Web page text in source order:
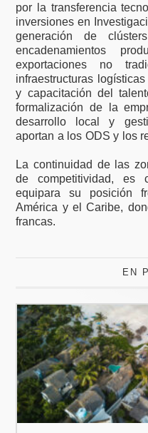
por la transferencia
inversiones en
generación de
encadenamientos
exportaciones no
infraestructuras
y capacitación del
formalización de la
desarrollo local y
aportan a los ODS y los
La continuidad de las
de competitividad, es
equipara su posición
América y el Caribe,
francas.
EN